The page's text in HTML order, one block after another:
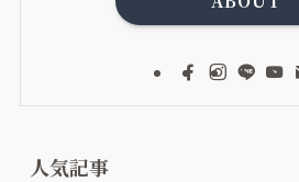
人気記事